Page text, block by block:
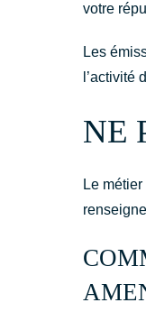
votre
Les
l’activité
NE
Le